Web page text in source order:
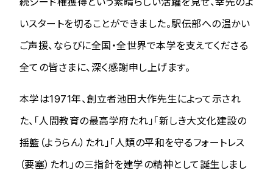
いスタートを切ることができました。駅伝部への温かい
ご声援、ならびに全国・全世界で本学を支えてくださる
全ての皆さまに、深く感謝申し上げます。
本学は1971年、創立者池田大作先生によって示され
た、「人間教育の最高学府たれ」「新しき大文化建設の
揺籃（ようらん）たれ」「人類の平和を守るフォートレス
（要塞）たれ」の三指針を建学の精神として誕生しまし